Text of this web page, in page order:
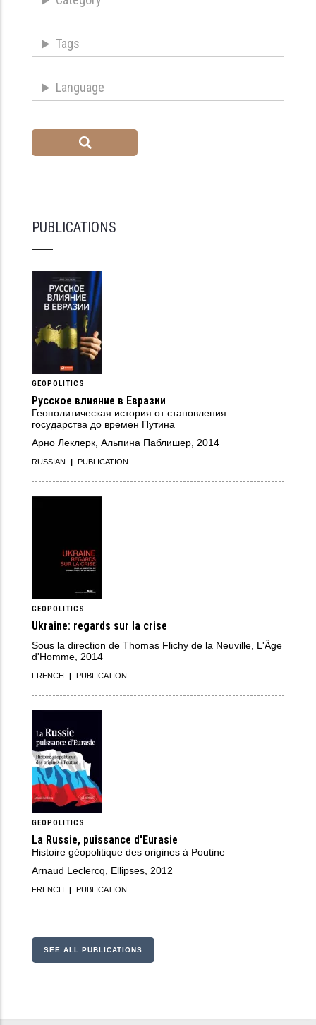
Tags
Language
PUBLICATIONS
GEOPOLITICS
Русское влияние в Евразии
Геополитическая история от становления
государства до времен Путина
Арно Леклерк, Альпина Паблишер, 2014
RUSSIAN PUBLICATION
GEOPOLITICS
Ukraine: regards sur la crise
Sous la direction de Thomas Flichy de la Neuville, L'Âge
d'Homme, 2014
FRENCH PUBLICATION
GEOPOLITICS
La Russie, puissance d'Eurasie
Histoire géopolitique des origines à Poutine
Arnaud Leclercq, Ellipses, 2012
FRENCH PUBLICATION
SEE ALL PUBLICATIONS